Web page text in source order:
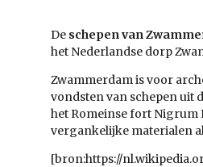
De schepen van
het Nederlandse dorp
Zwammerdam is voor
vondsten van schepen uit
het Romeinse fort Nigrum
vergankelijke materialen
[bron:https://